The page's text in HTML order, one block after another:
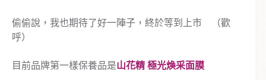
偷偷說，我也期待了好一陣子，終於等到上市 （歡
呼）
目前品牌第一樣保養品是山花精 極光煥采面膜